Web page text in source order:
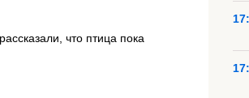
что птица пока